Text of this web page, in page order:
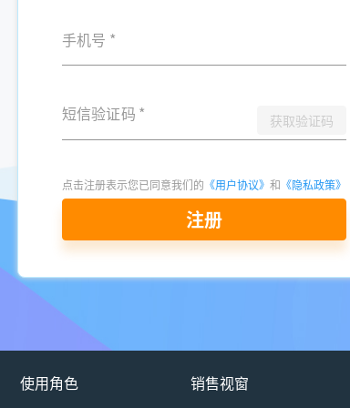
手机号 *
短信验证码 * 获取验证码
点击注册表示您已同意我们的 《用户协议》 和 《隐私政策》
注册
使用角色 销售视窗